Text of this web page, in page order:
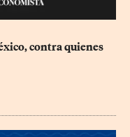
contra quienes